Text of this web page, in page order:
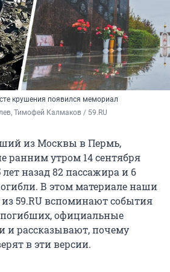
крушения появился мемориал
Тимофей Калмаков / 59.RU
из Москвы в Пермь,
ранним утром 14 сентября
лет назад 82 пассажира и 6
В этом материале наши
59.RU вспоминают события
погибших, официальные
и рассказывают, почему
в эти версии.